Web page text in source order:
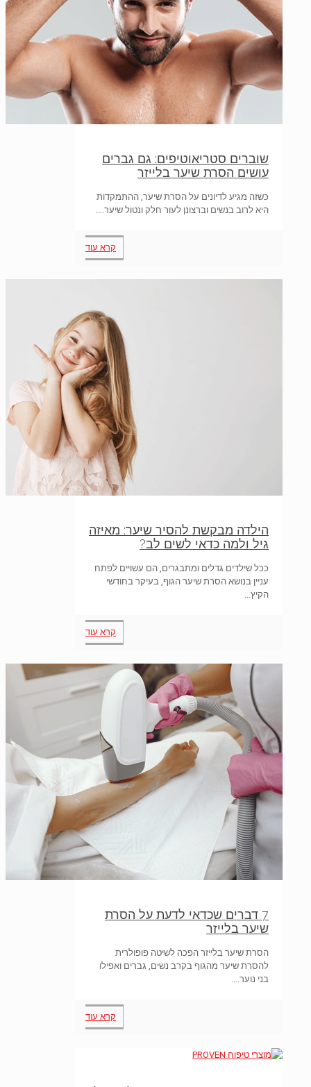
שוברים סטריאוטיפים: גם גברים
עושים הסרת שיער בלייזר
כשזה מגיע לדיונים על הסרת שיער, ההתמקדות
היא לרוב בנשים וברצונן לעור חלק ונטול שיער.…
קרא עוד
הילדה מבקשת להסיר שיער: מאיזה
גיל ולמה כדאי לשים לב?
ככל שילדים גדלים ומתבגרים, הם עשויים לפתח
עניין בנושא הסרת שיער הגוף, בעיקר בחודשי
הקיץ…
קרא עוד
7 דברים שכדאי לדעת על הסרת
שיער בלייזר
הסרת שיער בלייזר הפכה לשיטה פופולרית
להסרת שיער מהגוף בקרב נשים, גברים ואפילו
בני נוער.…
קרא עוד